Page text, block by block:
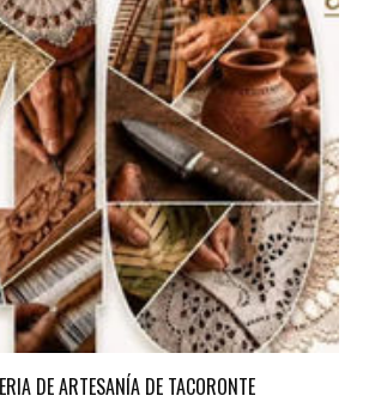
DE ARTESANÍA DE TACORONTE